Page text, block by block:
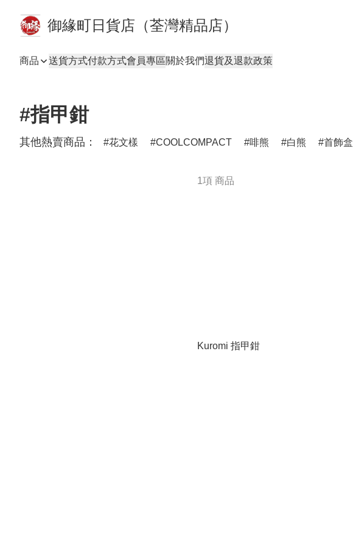
御緣町日貨店（荃灣精品店）
商品 送貨方式付款方式會員專區關於我們退貨及退款政策
#指甲鉗
其他熱賣商品： 花文樣 COOLCOMPACT 啡熊 白熊 首飾盒
1項 商品
Kuromi 指甲鉗